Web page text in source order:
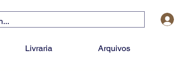
Livraria Arquivos